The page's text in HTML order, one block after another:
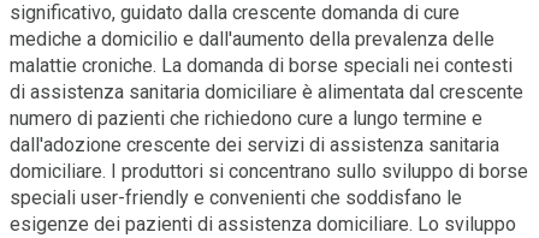
significativo, guidato dalla crescente domanda di cure
mediche a domicilio e dall'aumento della prevalenza delle
malattie croniche. La domanda di borse speciali nei contesti
di assistenza sanitaria domiciliare è alimentata dal crescente
numero di pazienti che richiedono cure a lungo termine e
dall'adozione crescente dei servizi di assistenza sanitaria
domiciliare. I produttori si concentrano sullo sviluppo di borse
speciali user-friendly e convenienti che soddisfano le
esigenze dei pazienti di assistenza domiciliare. Lo sviluppo